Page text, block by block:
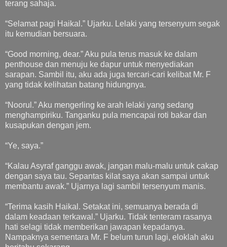
terang sahaja.
“Selamat pagi Haikal.” Ujarku. Lelaki yang tersenyum segak
itu kemudian bersuara.
“Good morning, dear.” Aku pula terus masuk ke dalam
penthouse dan menuju ke dapur untuk menyediakan
sarapan. Sambil itu, aku ada juga tercari-cari kelibat Mr. F
yang tidak kelihatan batang hidungnya.
“Noorul.” Aku mengerling ke arah lelaki yang sedang
menghampiriku. Tanganku pula mencapai roti bakar dan
kusapukan dengan jem.
“Ye, saya.”
“Kalau Asyraf ganggu awak, jangan malu-malu untuk cakap
dengan saya tau. Sepantas kilat saya akan sampai untuk
membantu awak.” Ujarnya lagi sambil tersenyum manis.
“Terima kasih Haikal. Setakat ini, semuanya berada di
dalam keadaan terkawal.” Ujarku. Tidak tenteram rasanya
hati selagi tidak memberikan jawapan kepadanya.
Nampaknya sementara Mr. F belum turun lagi, eloklah aku